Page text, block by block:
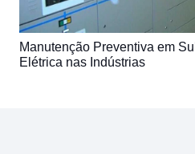
Manutenção Preventiva em
Elétrica nas Indústrias